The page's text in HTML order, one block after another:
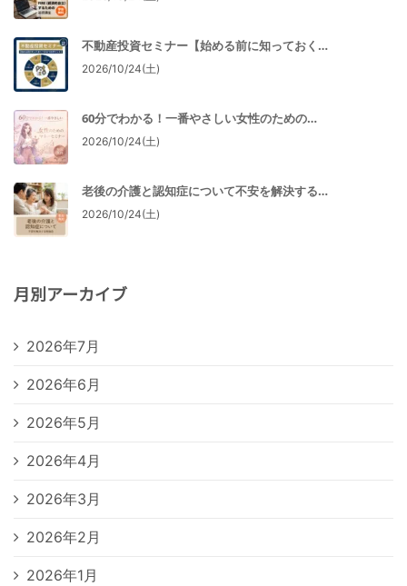
不動産投資セミナー【始める前に知っておく…
2026/10/24(土)
60分でわかる！一番やさしい女性のための…
2026/10/24(土)
老後の介護と認知症について不安を解決する…
2026/10/24(土)
月別アーカイブ
2026年7月
2026年6月
2026年5月
2026年4月
2026年3月
2026年2月
2026年1月